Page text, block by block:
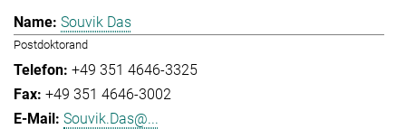
Souvik Das
Postdoktorand
+49 351 4646-3325
+49 351 4646-3002
Souvik.Das@...